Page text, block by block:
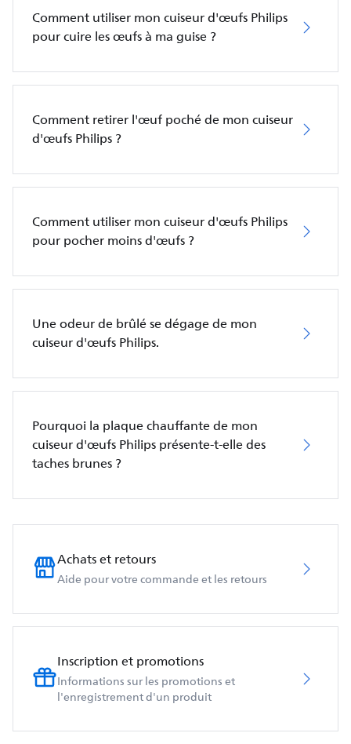
Comment utiliser mon cuiseur d'œufs Philips
pour cuire les œufs à ma guise ?
Comment retirer l'œuf poché de mon cuiseur
d'œufs Philips ?
Comment utiliser mon cuiseur d'œufs Philips
pour pocher moins d'œufs ?
Une odeur de brûlé se dégage de mon
cuiseur d'œufs Philips.
Pourquoi la plaque chauffante de mon
cuiseur d'œufs Philips présente-t-elle des
taches brunes ?
Achats et retours
Aide pour votre commande et les retours
Inscription et promotions
Informations sur les promotions et
l'enregistrement d'un produit